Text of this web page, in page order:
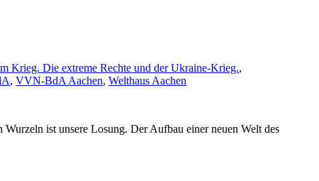
Krieg. Die extreme Rechte und der Ukraine‐Krieg.,
, VVN-BdA Aachen, Welthaus Aachen
ist unsere Losung. Der Aufbau einer neuen Welt des